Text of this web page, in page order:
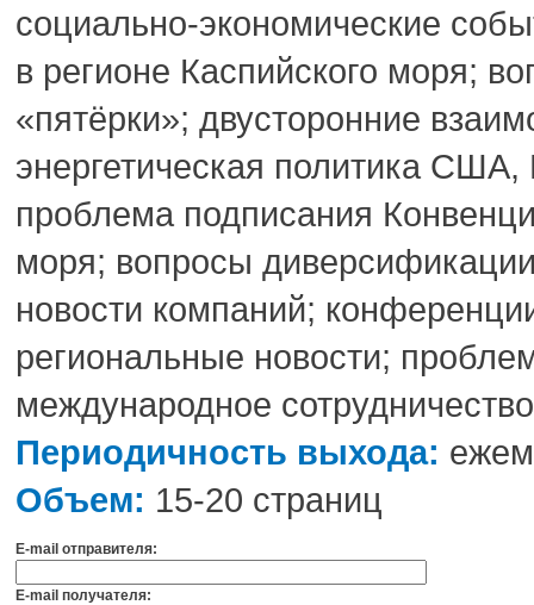
социально-экономические
в регионе Каспийского моря;
«пятёрки»; двусторонние
энергетическая политика
проблема подписания
моря; вопросы
новости компаний;
региональные новости;
международное
Периодичность выхода:
Объем: 15-20 страниц
E-mail отправителя:
E-mail получателя: